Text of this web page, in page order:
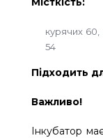
курячих 60,
54
Підходить
Важливо!
Інкубатор